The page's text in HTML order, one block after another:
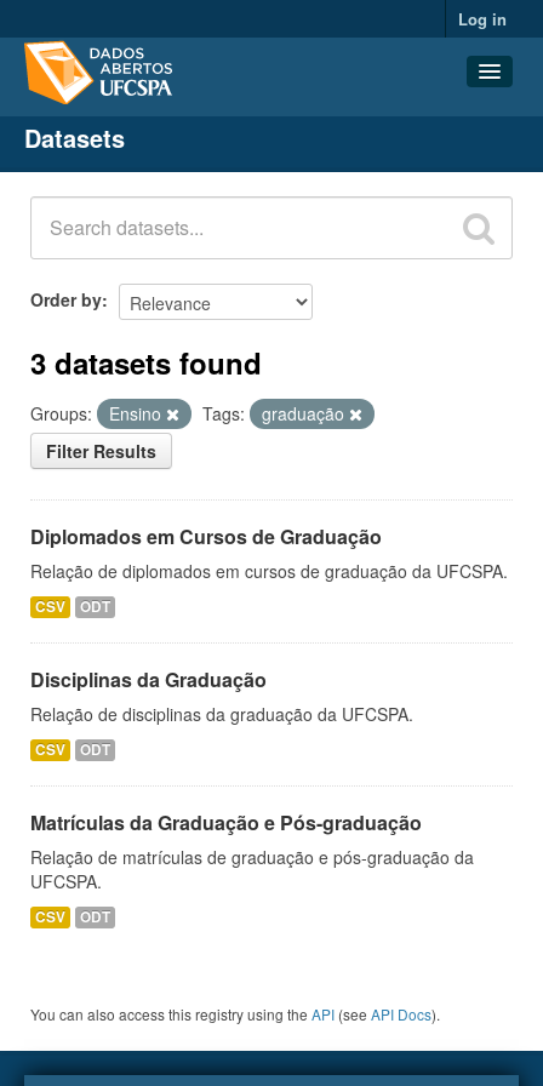
Log in
Datasets
Organizations
Groups
About
Datasets
Order by
3 datasets found
Groups: Ensino Tags:
graduação
Filter Results
Diplomados em Cursos de Graduação
Relação de diplomados em cursos de graduação da UFCSPA.
CSV ODT
Disciplinas da Graduação
Relação de disciplinas da graduação da UFCSPA.
CSV ODT
Matrículas da Graduação e Pós-graduação
Relação de matrículas de graduação e pós-graduação da
UFCSPA.
CSV ODT
You can also access this registry using the API (see API Docs).